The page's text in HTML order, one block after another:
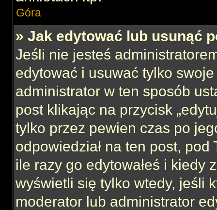
Góra
» Jak edytować lub usunąć
Jeśli nie jesteś
edytować i usuwać tylko
administrator w ten sposób
post klikając na przycisk
tylko przez pewien czas po
odpowiedział na ten post,
ile razy go edytowałeś i kiedy
wyświetli się tylko wtedy, jeśli
moderator lub administrator